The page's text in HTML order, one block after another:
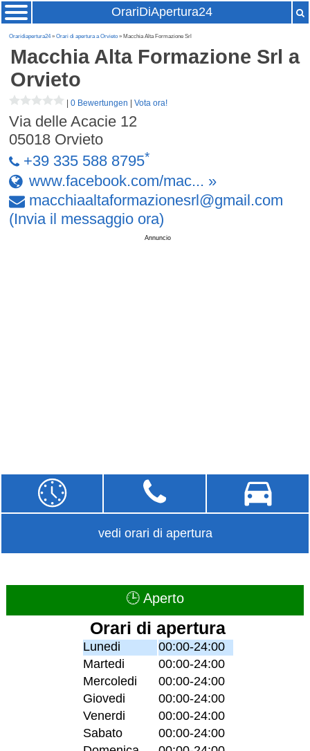
OrariDiApertura24
Oraridiapertura24»Orari di apertura a Orvieto » Macchia Alta Formazione Srl
Macchia Alta Formazione Srl a
Orvieto
|0 Bewertungen |Vota ora!
Via delle Acacie 12
05018 Orvieto
+39 335 588 8795*
www.facebook.com/mac... »
macchiaaltaformazionesrl @gmail .com
(Invia il messaggio ora)
Annuncio
vedi orari di apertura
🕒 Aperto
Orari di apertura
Lunedi
00:00-24:00
Martedi
00:00-24:00
Mercoledi
00:00-24:00
Giovedi
00:00-24:00
Venerdi
00:00-24:00
Sabato
00:00-24:00